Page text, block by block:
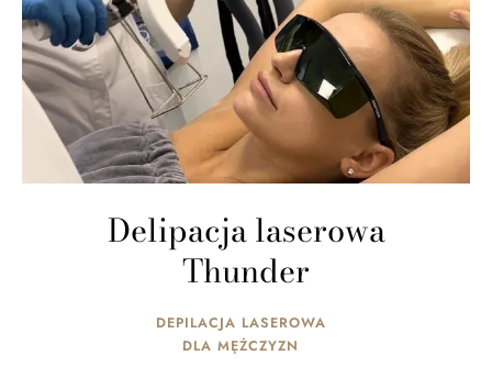
Delipacja laserowa
Thunder
DEPILACJA LASEROWA
DLA MĘŻCZYZN